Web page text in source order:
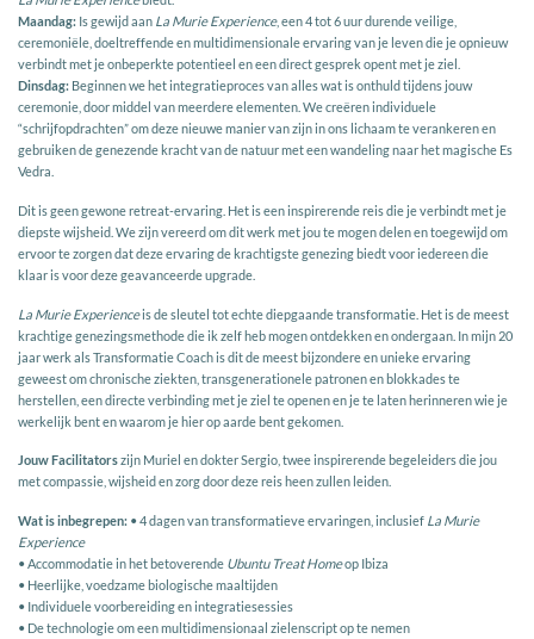
Maandag: Is gewijd aan La Murie Experience, een 4 tot 6 uur durende veilige,
ceremoniële, doeltreffende en multidimensionale ervaring van je leven die je opnieuw
verbindt met je onbeperkte potentieel en een direct gesprek opent met je ziel.
Dinsdag: Beginnen we het integratieproces van alles wat is onthuld tijdens jouw
ceremonie, door middel van meerdere elementen. We creëren individuele
“schrijfopdrachten” om deze nieuwe manier van zijn in ons lichaam te verankeren en
gebruiken de genezende kracht van de natuur met een wandeling naar het magische Es
Vedra.
Dit is geen gewone retreat-ervaring. Het is een inspirerende reis die je verbindt met je
diepste wijsheid. We zijn vereerd om dit werk met jou te mogen delen en toegewijd om
ervoor te zorgen dat deze ervaring de krachtigste genezing biedt voor iedereen die
klaar is voor deze geavanceerde upgrade.
La Murie Experienceis de sleutel tot echte diepgaande transformatie. Het is de meest
krachtige genezingsmethode die ik zelf heb mogen ontdekken en ondergaan. In mijn 20
jaar werk als Transformatie Coach is dit de meest bijzondere en unieke ervaring
geweest om chronische ziekten, transgenerationele patronen en blokkades te
herstellen, een directe verbinding met je ziel te openen en je te laten herinneren wie je
werkelijk bent en waarom je hier op aarde bent gekomen.
Jouw Facilitatorszijn Muriel en dokter Sergio, twee inspirerende begeleiders die jou
met compassie, wijsheid en zorg door deze reis heen zullen leiden.
Wat is inbegrepen: • 4 dagen van transformatieve ervaringen, inclusief La Murie
Experience
• Accommodatie in het betoverende Ubuntu Treat Homeop Ibiza
• Heerlijke, voedzame biologische maaltijden
• Individuele voorbereiding en integratiesessies
• De technologie om een multidimensionaal zielenscript op te nemen